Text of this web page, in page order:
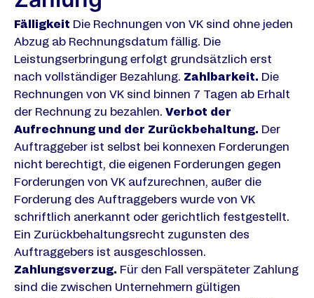
Fälligkeit Die Rechnungen von VK sind ohne jeden
Abzug ab Rechnungsdatum fällig. Die
Leistungserbringung erfolgt grundsätzlich erst
nach vollständiger Bezahlung. Zahlbarkeit. Die
Rechnungen von VK sind binnen 7 Tagen ab Erhalt
der Rechnung zu bezahlen. Verbot der
Aufrechnung und der Zurückbehaltung. Der
Auftraggeber ist selbst bei konnexen Forderungen
nicht berechtigt, die eigenen Forderungen gegen
Forderungen von VK aufzurechnen, außer die
Forderung des Auftraggebers wurde von VK
schriftlich anerkannt oder gerichtlich festgestellt.
Ein Zurückbehaltungsrecht zugunsten des
Auftraggebers ist ausgeschlossen.
Zahlungsverzug. Für den Fall verspäteter Zahlung
sind die zwischen Unternehmern gültigen